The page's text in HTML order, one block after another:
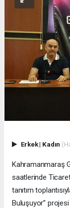
Erkek| Kadın
Kahramanmaraş
saatlerinde
tanıtım
Buluşuyor”